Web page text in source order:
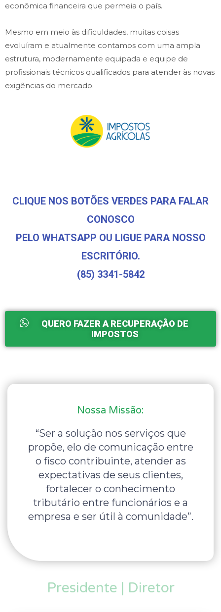
econômica financeira que permeia o país.
Mesmo em meio às dificuldades, muitas coisas
evoluíram e atualmente contamos com uma ampla
estrutura, modernamente equipada e equipe de
profissionais técnicos qualificados para atender às novas
exigências do mercado.
CLIQUE NOS BOTÕES VERDES PARA FALAR
CONOSCO
PELO WHATSAPP OU LIGUE PARA NOSSO
ESCRITÓRIO.
(85) 3341-5842
QUERO FAZER A RECUPERAÇÃO DE
IMPOSTOS
Presidente | Diretor
Nossa Missão:
“Ser a solução nos serviços que
propõe, elo de comunicação entre
o fisco contribuinte, atender as
expectativas de seus clientes,
fortalecer o conhecimento
tributário entre funcionários e a
empresa e ser útil à comunidade”.